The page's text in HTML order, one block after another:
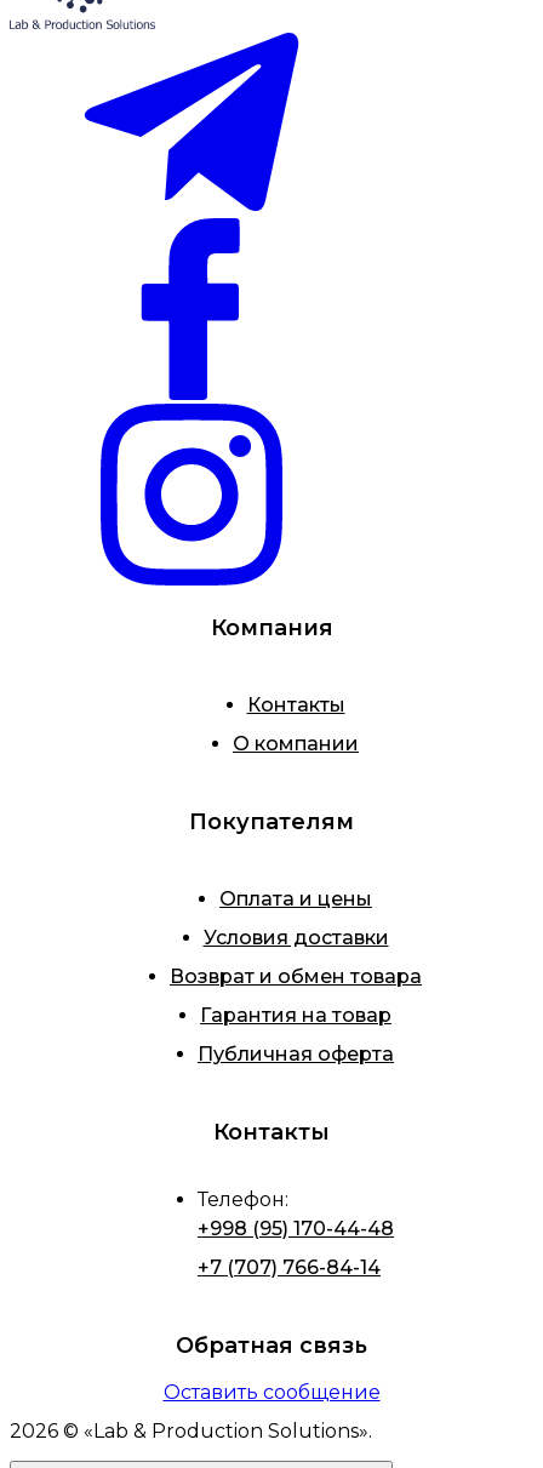
Компания
Контакты
О компании
Покупателям
Оплата и цены
Условия доставки
Возврат и обмен товара
Гарантия на товар
Публичная оферта
Контакты
Телефон:
+998 (95) 170-44-48
+7 (707) 766-84-14
Обратная связь
Оставить сообщение
2026 © « Lab & Production Solutions».